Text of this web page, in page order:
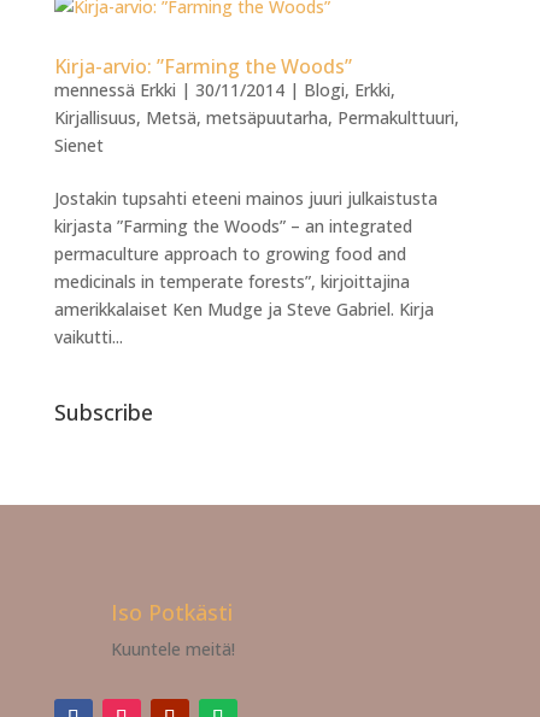
Kirja-arvio: ”Farming the Woods”
mennessä Erkki | 30/11/2014| Blogi, Erkki,
Kirjallisuus, Metsä, metsäpuutarha, Permakulttuuri,
Sienet
Jostakin tupsahti eteeni mainos juuri julkaistusta
kirjasta ”Farming the Woods” – an integrated
permaculture approach to growing food and
medicinals in temperate forests”, kirjoittajina
amerikkalaiset Ken Mudge ja Steve Gabriel. Kirja
vaikutti...
Subscribe
Iso Potkästi
Kuuntele meitä!